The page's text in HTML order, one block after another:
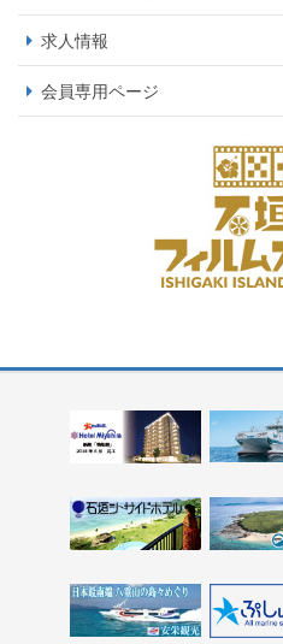
求人情報
会員専用ページ